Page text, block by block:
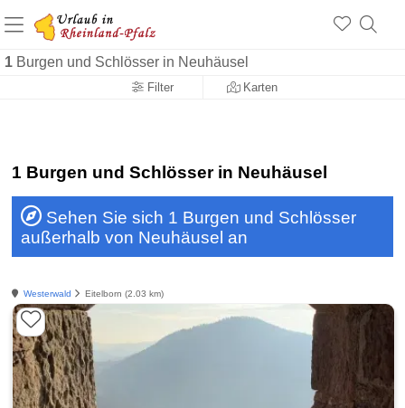
1 Burgen und Schlösser in Neuhäusel
Filter Karten
+1.500 Unterkünfte in Rheinland-Pfalz
+1.000 Sehenswürdigkeiten
1 Burgen und Schlösser in Neuhäusel
Sehen Sie sich 1 Burgen und Schlösser
außerhalb von Neuhäusel an
Westerwald Eitelborn (2.03 km)